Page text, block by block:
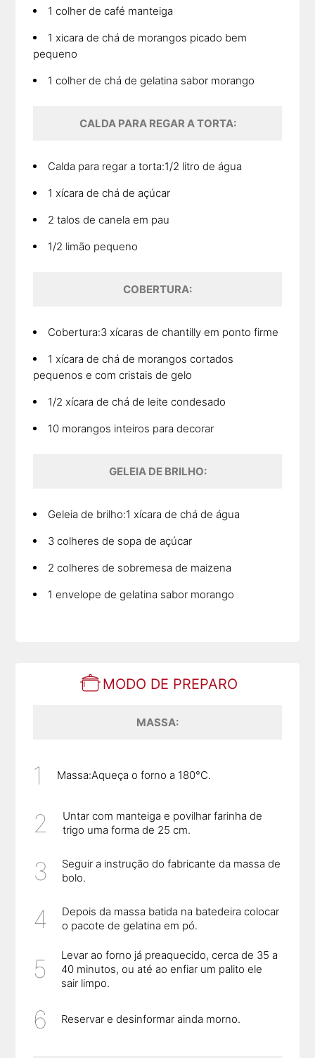
1 colher de café manteiga
1 xicara de chá de morangos picado bem
pequeno
1 colher de chá de gelatina sabor morango
CALDA PARA REGAR A TORTA:
Calda para regar a torta:1/2 litro de água
1 xícara de chá de açúcar
2 talos de canela em pau
1/2 limão pequeno
COBERTURA:
Cobertura:3 xícaras de chantilly em ponto firme
1 xícara de chá de morangos cortados
pequenos e com cristais de gelo
1/2 xícara de chá de leite condesado
10 morangos inteiros para decorar
GELEIA DE BRILHO:
Geleia de brilho:1 xícara de chá de água
3 colheres de sopa de açúcar
2 colheres de sobremesa de maizena
1 envelope de gelatina sabor morango
MODO DE PREPARO
MASSA:
Massa:Aqueça o forno a 180°C.
Untar com manteiga e povilhar farinha de
trigo uma forma de 25 cm.
Seguir a instrução do fabricante da massa de
bolo.
Depois da massa batida na batedeira colocar
o pacote de gelatina em pó.
Levar ao forno já preaquecido, cerca de 35 a
40 minutos, ou até ao enfiar um palito ele
sair limpo.
Reservar e desinformar ainda morno.